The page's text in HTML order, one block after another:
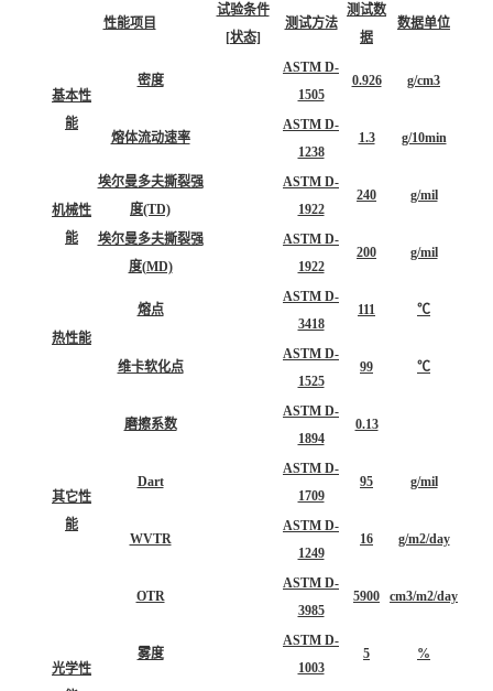
性能项目
试验条件
[状态]
测试方法
测试数
据
数据单位
基本性
能
密度
ASTM D-
1505
0.926 g/cm3
熔体流动速率
ASTM D-
1238
1.3 g/10min
机械性
能
埃尔曼多夫撕裂强
度(TD)
ASTM D-
1922
240 g/mil
埃尔曼多夫撕裂强
度(MD)
ASTM D-
1922
200 g/mil
热性能
熔点
ASTM D-
3418
111 ℃
维卡软化点
ASTM D-
1525
99 ℃
其它性
能
磨擦系数
ASTM D-
1894
0.13
Dart
ASTM D-
1709
95 g/mil
WVTR
ASTM D-
1249
16 g/m2/day
OTR
ASTM D-
3985
5900 cm3/m2/day
光学性
雾度
ASTM D-
1003
5 %